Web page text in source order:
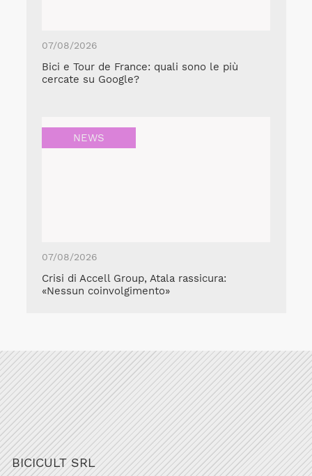
07/08/2026
Bici e Tour de France: quali sono le più
cercate su Google?
NEWS
07/08/2026
Crisi di Accell Group, Atala rassicura:
«Nessun coinvolgimento»
BICICULT SRL